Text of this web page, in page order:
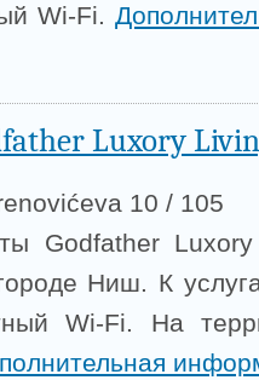
Wi-Fi.
Luxory
10 / 105
Godfather
Ниш. К
Wi-Fi. На